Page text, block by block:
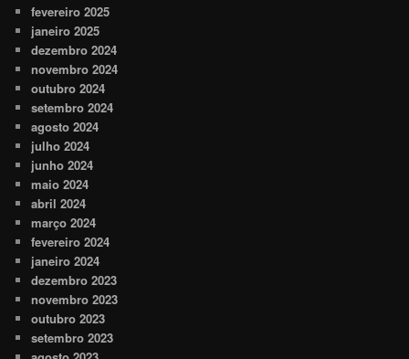
fevereiro 2025
janeiro 2025
dezembro 2024
novembro 2024
outubro 2024
setembro 2024
agosto 2024
julho 2024
junho 2024
maio 2024
abril 2024
março 2024
fevereiro 2024
janeiro 2024
dezembro 2023
novembro 2023
outubro 2023
setembro 2023